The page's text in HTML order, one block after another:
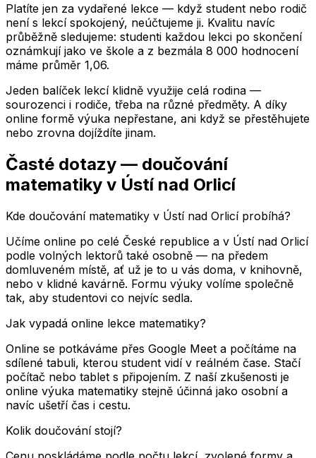
Platíte jen za vydařené lekce — když student nebo rodič
není s lekcí spokojený, neúčtujeme ji. Kvalitu navíc
průběžně sledujeme: studenti každou lekci po skončení
oznámkují jako ve škole a z bezmála 8 000 hodnocení
máme průměr 1,06.
Jeden balíček lekcí klidně využije celá rodina —
sourozenci i rodiče, třeba na různé předměty. A díky
online formě výuka nepřestane, ani když se přestěhujete
nebo zrovna dojíždíte jinam.
Časté dotazy — doučování
matematiky v Ústí nad Orlicí
Kde doučování matematiky v Ústí nad Orlicí probíhá?
Učíme online po celé České republice a v Ústí nad Orlicí
podle volných lektorů také osobně — na předem
domluveném místě, ať už je to u vás doma, v knihovně,
nebo v klidné kavárně. Formu výuky volíme společně
tak, aby studentovi co nejvíc sedla.
Jak vypadá online lekce matematiky?
Online se potkáváme přes Google Meet a počítáme na
sdílené tabuli, kterou student vidí v reálném čase. Stačí
počítač nebo tablet s připojením. Z naší zkušenosti je
online výuka matematiky stejně účinná jako osobní a
navíc ušetří čas i cestu.
Kolik doučování stojí?